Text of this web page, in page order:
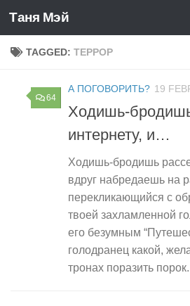
Skip to content
Таня Мэй
TAGGED: ТЕРРОР
64
А ПОГОВОРИТЬ? 19
Ходишь-
интернету, и…
Ходишь-бродишь
вдруг набредаешь на
перекликающийся с
твоей захламленной
его безумным
голодранец какой,
тронах поразить